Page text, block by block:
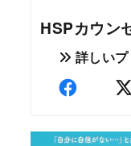
HSPカウン
詳しい